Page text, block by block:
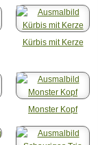
Kürbis mit Kerze
Monster Kopf